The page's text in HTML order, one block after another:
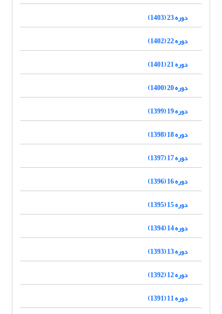
دوره 23 (1403)
دوره 22 (1402)
دوره 21 (1401)
دوره 20 (1400)
دوره 19 (1399)
دوره 18 (1398)
دوره 17 (1397)
دوره 16 (1396)
دوره 15 (1395)
دوره 14 (1394)
دوره 13 (1393)
دوره 12 (1392)
دوره 11 (1391)